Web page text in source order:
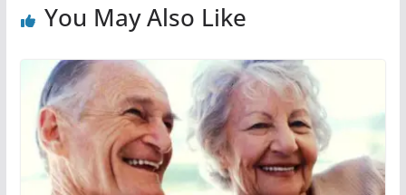
You May Also Like